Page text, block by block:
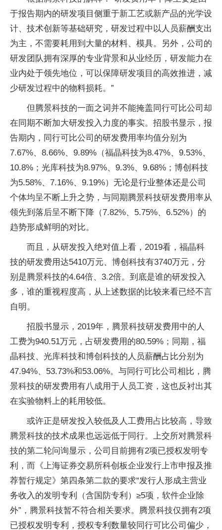
于报告期内的研发项目侧重于新工艺或新产品的光学设
计、技术创新等基础研究，研发过程中以人员薪酬支出
为主，不需要耗用到大量的材料、模具。另外，公司的
研发团队拥有深厚的专业背景和从业经历，研发能力在
业内处于领先地位，可以保障研发项目的高效推进，减
少研发过程中的物料损耗。”
但腾景科技的一面之词并不能掩盖同行可比公司却
在同期不断加大研发投入力度的事实。招股书显示，报
告期内，同行可比公司的研发费用率均值分别为
7.67%、8.66%、9.89%（福晶科技为8.47%、9.53%、
10.8%；光库科技为8.97%、9.3%、9.68%；博创科技
为5.58%、7.16%、9.19%）无论是行业整体还是公司
个体均呈不断上升之势，与同期腾景科技研发费用率从
领先到落后呈不断下降（7.82%、5.75%、6.52%）的
趋势形成鲜明的对比。
而且，从研发投入绝对值上看，2019看，福晶科
技的研发费用达5410万元、博创科技有3740万元，分
别是腾景科技的4.64倍、3.2倍。到底是谁的研发投入
多，谁的重视程度高，从上述数据的比较来看已经不言
自明。
招股书显示，2019年，腾景科技研发费用中的人
工费为940.51万元，占研发费用的80.59%；同期，福
晶科技、光库科技和博创科技的人员薪酬占比分别为
47.94%、53.73%和53.06%。与同行可比公司相比，腾
景科技的研发费用有八成用于人员工资，这也反衬出其
在实验物料上的耗用较低。
或许正是研发投入较低及人工费用占比较高，导致
腾景科技的技术成果也远远低于同行。上交所对腾景科
技的第二轮问询显示，公司目前拥有2项已授权发明专
利，而《上海证券交易所科创板企业发行上市申报及推
荐暂行规定》第四条第二款的要求“发行人形成主营业
务收入的发明专利（含国防专利）≥5项，软件企业除
外”，腾景科技暂不符合相关要求。腾景科技仅拥有2项
已授权发明专利，授权专利数量较同行可比公司偏少，